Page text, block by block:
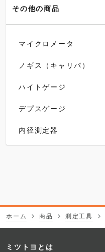
その他の商品
マイクロメータ
ノギス（キャリパ）
ハイトゲージ
デプスゲージ
内径測定器
ホーム 商品 測定工具
フ
ミツトヨとは